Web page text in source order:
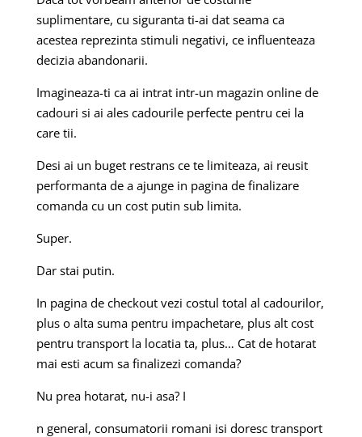
suplimentare, cu siguranta ti-ai dat seama ca
acestea reprezinta stimuli negativi, ce influenteaza
decizia abandonarii.
Imagineaza-ti ca ai intrat intr-un magazin online de
cadouri si ai ales cadourile perfecte pentru cei la
care tii.
Desi ai un buget restrans ce te limiteaza, ai reusit
performanta de a ajunge in pagina de finalizare
comanda cu un cost putin sub limita.
Super.
Dar stai putin.
In pagina de checkout vezi costul total al cadourilor,
plus o alta suma pentru impachetare, plus alt cost
pentru transport la locatia ta, plus… Cat de hotarat
mai esti acum sa finalizezi comanda?
Nu prea hotarat, nu-i asa? I
n general, consumatorii romani isi doresc transport